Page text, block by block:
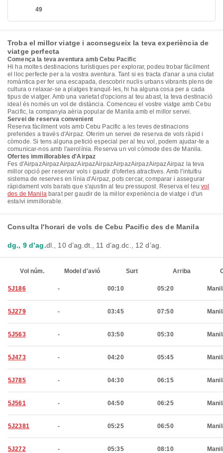
49
Troba el millor viatge i aconsegueix la teva experiència de
viatge perfecta
Comença la teva aventura amb Cebu Pacific
Hi ha moltes destinacions turístiques per explorar, podeu trobar fàcilment
el lloc perfecte per a la vostra aventura. Tant si es tracta d'anar a una ciutat
romàntica per fer una escapada, descobrir nuclis urbans vibrants plens de
cultura o relaxar-se a platges tranquil·les, hi ha alguna cosa per a cada
tipus de viatger. Amb una varietat d'opcions al teu abast, la teva destinació
ideal és només un vol de distància. Comenceu el vostre viatge amb Cebu
Pacific, la companyia aèria popular de Manila amb el millor servei.
Servei de reserva convenient
Reserva fàcilment vols amb Cebu Pacific a les teves destinacions
preferides a través d'Airpaz. Oferim un servei de reserva de vols ràpid i
còmode. Si tens alguna petició especial per al teu vol, podem ajudar-te a
comunicar-nos amb l'aerolínia. Reserva un vol còmode des de Manila.
Ofertes immillorables d'Airpaz
Fes d'AirpazAirpazAirpazAirpazAirpazAirpazAirpazAirpazAirpaz la teva
millor opció per reservar vols i gaudir d'ofertes atractives. Amb l'intuïtiu
sistema de reserves en línia d'Airpaz, pots cercar, comparar i assegurar
ràpidament vols barats que s'ajustin al teu pressupost. Reserva el teu vol
des de Manilabarat per gaudir de la millor experiència de viatge i d'un
estalvi immillorable.
Consulta l'horari de vols de Cebu Pacific des de Manila
dg., 9 d’ag.dl., 10 d’ag. dt., 11 d’ag.dc., 12 d’ag.
Vol núm. Model d'avió Surt Arriba
5J186 - 00:10 05:20
5J279 - 03:45 07:50
5J563 - 03:50 05:30
5J473 - 04:20 05:45
5J785 - 04:30 06:15
5J561 - 04:50 06:25
5J2381 - 05:25 06:50
5J272 - 05:35 08:10